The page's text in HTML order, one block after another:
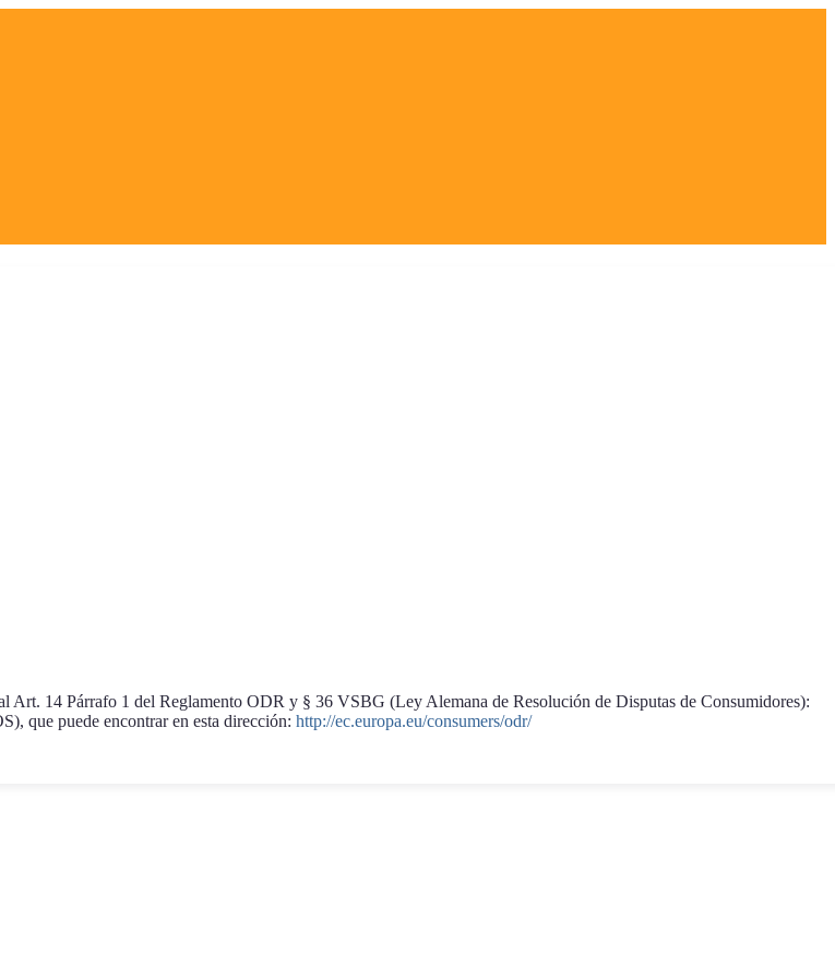
Art. 14 Párrafo 1 del Reglamento ODR y § 36 VSBG (Ley Alemana de Resolución de Disputas de Consumidores):
que puede encontrar en esta dirección: http://ec.europa.eu/consumers/odr/